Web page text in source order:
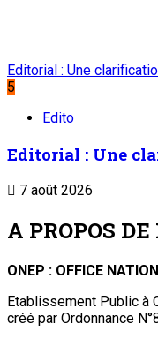
Editorial : Une
5
Edito
Editorial : Une
7 août 2026
A PROPOS DE
ONEP : OFFICE
Etablissement Public à
créé par Ordonnance